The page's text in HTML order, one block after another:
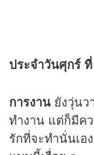
ประจำวันศุกร์
การงาน ยังวุ่นว
ทำงาน แต่ก็มีค
รักที่จะทำนั่นเอ